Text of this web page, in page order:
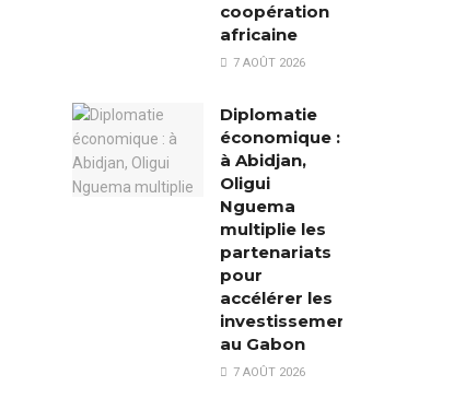
coopération
africaine
7 AOÛT 2026
Diplomatie
économique :
à Abidjan,
Oligui
Nguema
multiplie les
partenariats
pour
accélérer les
investissements
au Gabon
7 AOÛT 2026